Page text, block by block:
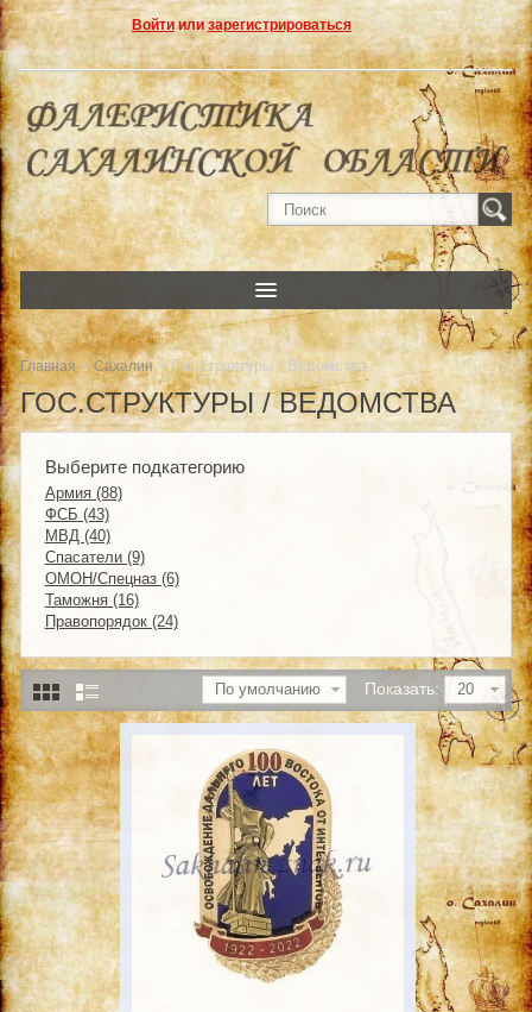
Войтиили зарегистрироваться
Главная » Сахалин» Гос.структуры / Ведомства
ГОС.СТРУКТУРЫ / ВЕДОМСТВА
Выберите подкатегорию
Армия (88)
ФСБ (43)
МВД (40)
Спасатели (9)
ОМОН/Спецназ (6)
Таможня (16)
Правопорядок (24)
Показать: 20
По умолчанию